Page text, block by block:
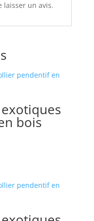
un avis.
bois